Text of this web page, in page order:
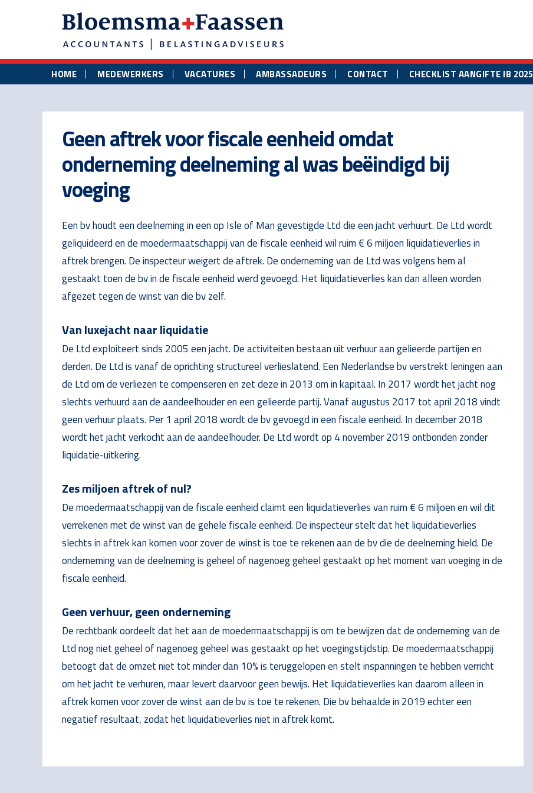
content
sidebar
HOME MEDEWERKERS VACATURES AMBASSADEURS CONTACT CHECKLIST AANGIFTE IB 2025
Geen aftrek voor fiscale eenheid omdat
onderneming deelneming al was beëindigd bij
voeging
Een bv houdt een deelneming in een op Isle of Man gevestigde Ltd die een jacht verhuurt. De Ltd wordt
geliquideerd en de moedermaatschappij van de fiscale eenheid wil ruim € 6 miljoen liquidatieverlies in
aftrek brengen. De inspecteur weigert de aftrek. De onderneming van de Ltd was volgens hem al
gestaakt toen de bv in de fiscale eenheid werd gevoegd. Het liquidatieverlies kan dan alleen worden
afgezet tegen de winst van die bv zelf.
Van luxejacht naar liquidatie
De Ltd exploiteert sinds 2005 een jacht. De activiteiten bestaan uit verhuur aan gelieerde partijen en
derden. De Ltd is vanaf de oprichting structureel verlieslatend. Een Nederlandse bv verstrekt leningen aan
de Ltd om de verliezen te compenseren en zet deze in 2013 om in kapitaal. In 2017 wordt het jacht nog
slechts verhuurd aan de aandeelhouder en een gelieerde partij. Vanaf augustus 2017 tot april 2018 vindt
geen verhuur plaats. Per 1 april 2018 wordt de bv gevoegd in een fiscale eenheid. In december 2018
wordt het jacht verkocht aan de aandeelhouder. De Ltd wordt op 4 november 2019 ontbonden zonder
liquidatie-uitkering.
Zes miljoen aftrek of nul?
De moedermaatschappij van de fiscale eenheid claimt een liquidatieverlies van ruim € 6 miljoen en wil dit
verrekenen met de winst van de gehele fiscale eenheid. De inspecteur stelt dat het liquidatieverlies
slechts in aftrek kan komen voor zover de winst is toe te rekenen aan de bv die de deelneming hield. De
onderneming van de deelneming is geheel of nagenoeg geheel gestaakt op het moment van voeging in de
fiscale eenheid.
Geen verhuur, geen onderneming
De rechtbank oordeelt dat het aan de moedermaatschappij is om te bewijzen dat de onderneming van de
Ltd nog niet geheel of nagenoeg geheel was gestaakt op het voegingstijdstip. De moedermaatschappij
betoogt dat de omzet niet tot minder dan 10% is teruggelopen en stelt inspanningen te hebben verricht
om het jacht te verhuren, maar levert daarvoor geen bewijs. Het liquidatieverlies kan daarom alleen in
aftrek komen voor zover de winst aan de bv is toe te rekenen. Die bv behaalde in 2019 echter een
negatief resultaat, zodat het liquidatieverlies niet in aftrek komt.